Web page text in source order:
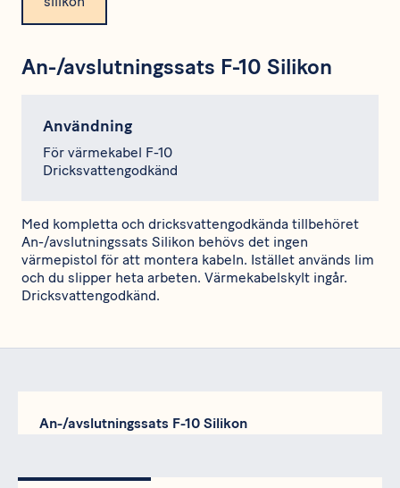
An-/avslutningssats F-10 Silikon
Användning
För värmekabel F-10
Dricksvattengodkänd
Med kompletta och dricksvattengodkända tillbehöret
An-/avslutningssats Silikon behövs det ingen
värmepistol för att montera kabeln. Istället används lim
och du slipper heta arbeten. Värmekabelskylt ingår.
Dricksvattengodkänd.
An-/avslutningssats F-10 Silikon